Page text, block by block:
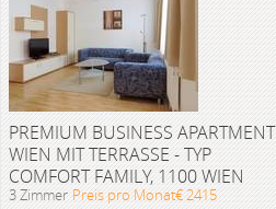
PREMIUM BUSINESS APARTMENT
WIEN MIT TERRASSE - TYP
COMFORT FAMILY, 1100 WIEN
3 Zimmer Preis pro Monat€ 2415